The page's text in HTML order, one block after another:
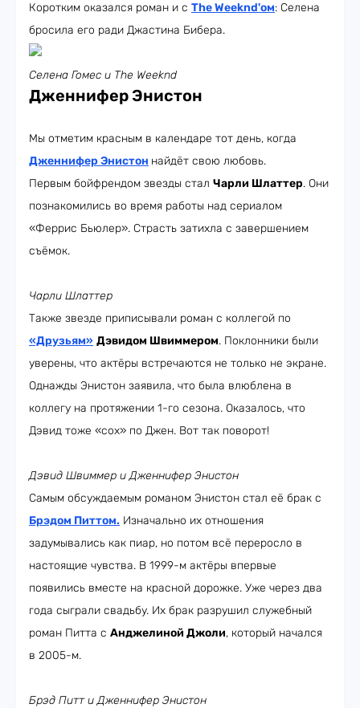
Коротким оказался роман и с The Weeknd'ом: Селена
бросила его ради Джастина Бибера.
Селена Гомес и The Weeknd
Дженнифер Энистон
Мы отметим красным в календаре тот день, когда
Дженнифер Энистон найдёт свою любовь.
Первым бойфрендом звезды стал Чарли Шлаттер. Они
познакомились во время работы над сериалом
«Феррис Бьюлер». Страсть затихла с завершением
съёмок.
Чарли Шлаттер
Также звезде приписывали роман с коллегой по
«Друзьям» Дэвидом Швиммером. Поклонники были
уверены, что актёры встречаются не только не экране.
Однажды Энистон заявила, что была влюблена в
коллегу на протяжении 1-го сезона. Оказалось, что
Дэвид тоже «сох» по Джен. Вот так поворот!
Дэвид Швиммер и Дженнифер Энистон
Самым обсуждаемым романом Энистон стал её брак с
Брэдом Питтом. Изначально их отношения
задумывались как пиар, но потом всё переросло в
настоящие чувства. В 1999-м актёры впервые
появились вместе на красной дорожке. Уже через два
года сыграли свадьбу. Их брак разрушил служебный
роман Питта с Анджелиной Джоли, который начался
в 2005-м.
Брэд Питт и Дженнифер Энистон